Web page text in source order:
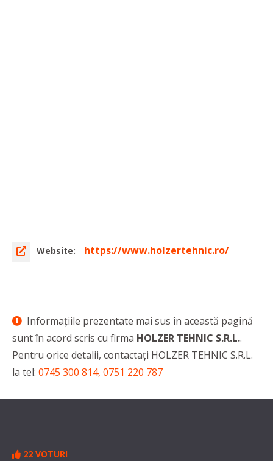
Website: https://www.holzertehnic.ro/
Informaţiile prezentate mai sus în această pagină
sunt în acord scris cu firma HOLZER TEHNIC S.R.L..
Pentru orice detalii, contactaţi HOLZER TEHNIC S.R.L.
la tel: 0745 300 814, 0751 220 787
22 VOTURI